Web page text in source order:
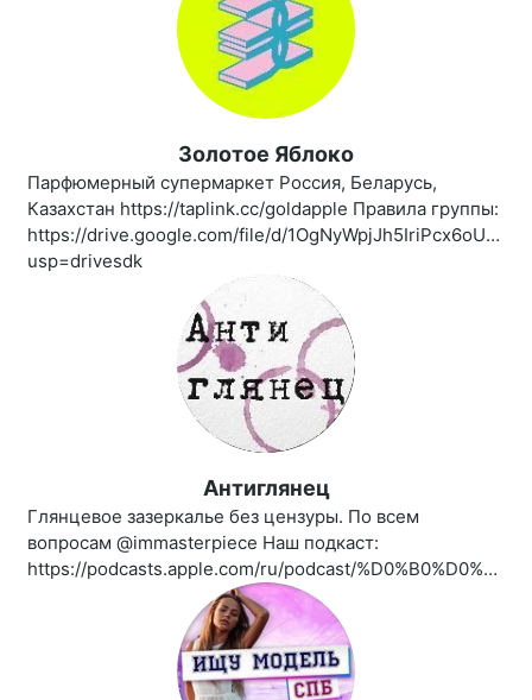
Золотое Яблоко
Парфюмерный супермаркет Россия, Беларусь,
Казахстан https://taplink.cc/goldapple Правила группы:
https://drive.google.com/file/d/
usp=drivesdk
Антиглянец
Глянцевое зазеркалье без цензуры. По всем
вопросам @immasterpiece Наш подкаст:
https://podcasts.apple.com/ru/podcast/%D0%B0%D0%BD%D1%82%D0%B8%D0%B3%D0%BB%D1%8F%D0%BD%D0%B5%D1%86/id1461850339